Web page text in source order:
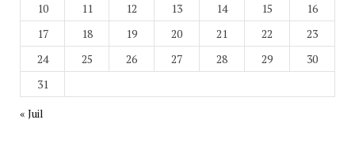
10
11 12 13 14 15
16
17
18 19 20 21 22
23
24
25 26 27 28 29
30
31
« Juil